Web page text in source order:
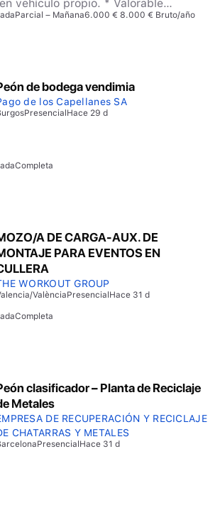
vehículo propio. * Valorable
en puesto similar. * EPIS necesarios
trabajo y zapatos de seguridad).
Parcial – Mañana6.000 € 8.000 € Bruto/año
de bodega vendimia
de los Capellanes SA
PresencialHace 29 d
Completa
A DE CARGA-AUX. DE
PARA EVENTOS EN
WORKOUT GROUP
ValènciaPresencialHace 31 d
Completa
clasificador – Planta de Reciclaje
Metales
DE RECUPERACIÓN Y RECICLAJE
CHATARRAS Y METALES
PresencialHace 31 d